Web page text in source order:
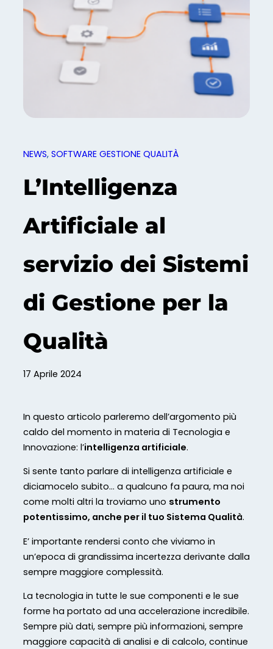
NEWS, SOFTWARE GESTIONE QUALITÀ
L’Intelligenza
Artificiale al
servizio dei Sistemi
di Gestione per la
Qualità
17 Aprile 2024
In questo articolo parleremo dell’argomento più
caldo del momento in materia di Tecnologia e
Innovazione: l’intelligenza artificiale.
Si sente tanto parlare di intelligenza artificiale e
diciamocelo subito… a qualcuno fa paura, ma noi
come molti altri la troviamo uno strumento
potentissimo, anche per il tuo Sistema Qualità.
E’ importante rendersi conto che viviamo in
un’epoca di grandissima incertezza derivante dalla
sempre maggiore complessità.
La tecnologia in tutte le sue componenti e le sue
forme ha portato ad una accelerazione incredibile.
Sempre più dati, sempre più informazioni, sempre
maggiore capacità di analisi e di calcolo, continue